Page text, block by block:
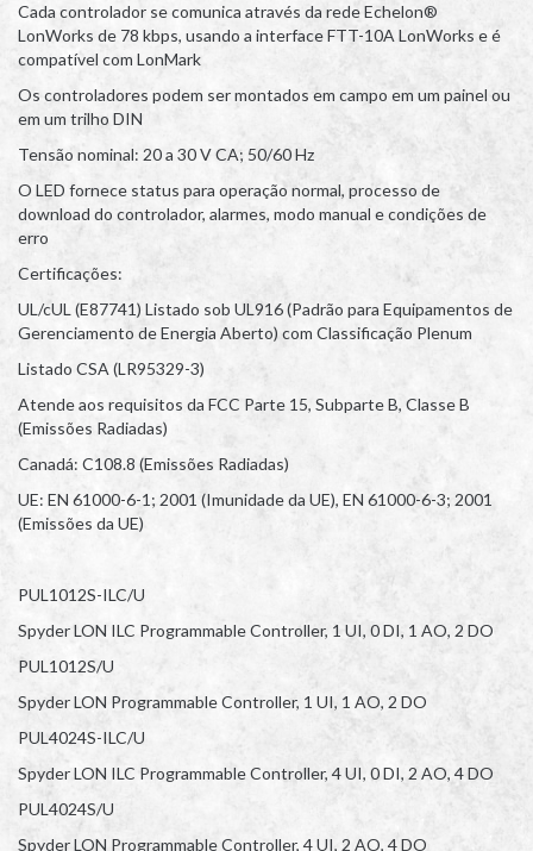
Cada controlador se comunica através da rede Echelon®
LonWorks de 78 kbps, usando a interface FTT-10A LonWorks e é
compatível com LonMark
Os controladores podem ser montados em campo em um painel ou
em um trilho DIN
Tensão nominal: 20 a 30 V CA; 50/60 Hz
O LED fornece status para operação normal, processo de
download do controlador, alarmes, modo manual e condições de
erro
Certificações:
UL/cUL (E87741) Listado sob UL916 (Padrão para Equipamentos de
Gerenciamento de Energia Aberto) com Classificação Plenum
Listado CSA (LR95329-3)
Atende aos requisitos da FCC Parte 15, Subparte B, Classe B
(Emissões Radiadas)
Canadá: C108.8 (Emissões Radiadas)
UE: EN 61000-6-1; 2001 (Imunidade da UE), EN 61000-6-3; 2001
(Emissões da UE)
PUL1012S-ILC/U
Spyder LON ILC Programmable Controller, 1 UI, 0 DI, 1 AO, 2 DO
PUL1012S/U
Spyder LON Programmable Controller, 1 UI, 1 AO, 2 DO
PUL4024S-ILC/U
Spyder LON ILC Programmable Controller, 4 UI, 0 DI, 2 AO, 4 DO
PUL4024S/U
Spyder LON Programmable Controller, 4 UI, 2 AO, 4 DO